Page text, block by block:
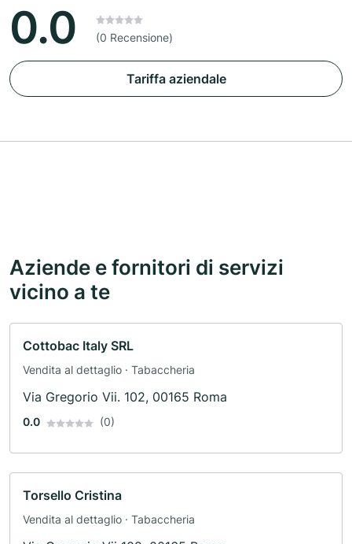
0.0 (0 Recensione)
Tariffa aziendale
Aziende e fornitori di servizi
vicino a te
Cottobac Italy SRL
Vendita al dettaglio · Tabaccheria
Via Gregorio Vii. 102, 00165 Roma
0.0 (0)
Torsello Cristina
Vendita al dettaglio · Tabaccheria